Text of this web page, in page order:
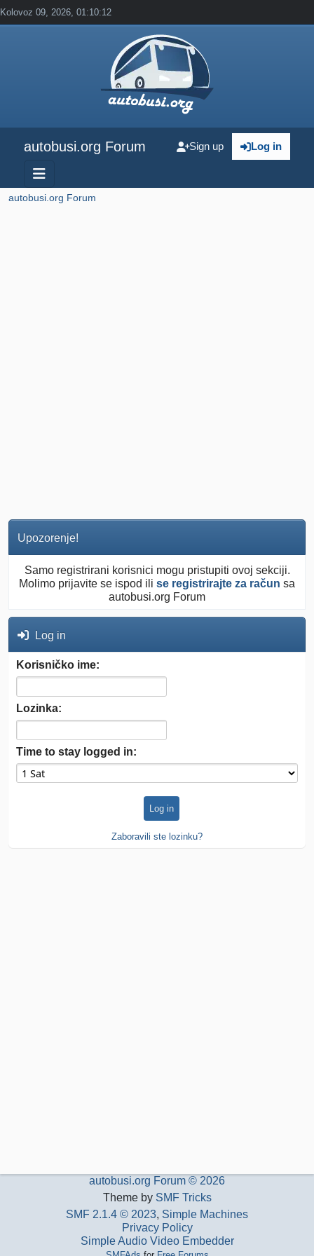
Kolovoz 09, 2026, 01:10:12
autobusi.org Forum Log in
Sign up
autobusi.org Forum
Upozorenje!
Samo registrirani korisnici mogu pristupiti ovoj sekciji.
Molimo prijavite se ispod ili se registrirajte za račun sa
autobusi.org Forum
Log in
Korisničko ime:
Lozinka:
Time to stay logged in:
Zaboravili ste lozinku?
autobusi.org Forum © 2026
Theme by SMF Tricks
SMF 2.1.4 © 2023, Simple Machines
Privacy Policy
Simple Audio Video Embedder